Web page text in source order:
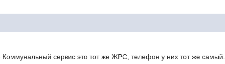
Коммунальный сервис это тот же ЖРС, телефон у них тот же самый.